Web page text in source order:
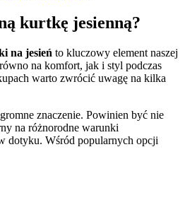
kurtkę jesienną?
na jesień to kluczowy element naszej
na komfort, jak i styl podczas
warto zwrócić uwagę na kilka
znaczenie. Powinien być nie
na różnorodne warunki
dotyku. Wśród popularnych opcji